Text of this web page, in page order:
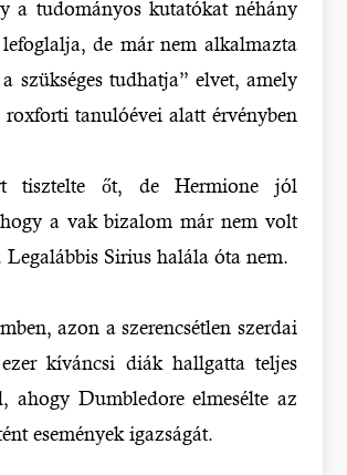
a tudományos kutatókat néhány
lefoglalja, de már nem alkalmazta
szükséges tudhatja” elvet, amely
tanulóévei alatt érvényben
tisztelte őt, de Hermione jól
hogy a vak bizalom már nem volt
Legalábbis Sirius halála óta nem.
azon a szerencsétlen szerdai
kíváncsi diák hallgatta teljes
ahogy Dumbledore elmesélte az
események igazságát.